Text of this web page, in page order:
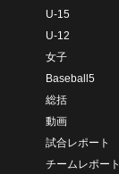
U-15
U-12
女子
Baseball5
総括
動画
試合レポート
チームレポート